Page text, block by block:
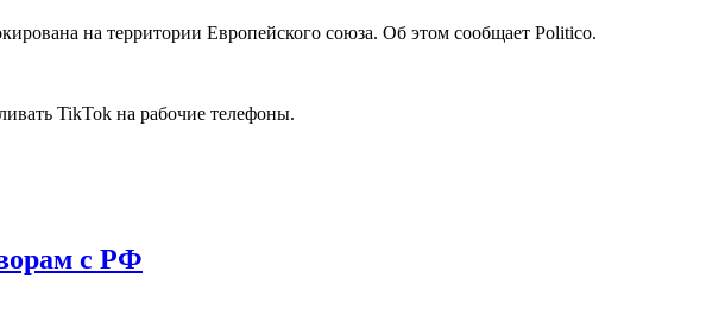
на территории Европейского союза. Об этом сообщает Politico.
TikTok на рабочие телефоны.
с РФ